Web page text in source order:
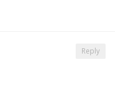
Reply